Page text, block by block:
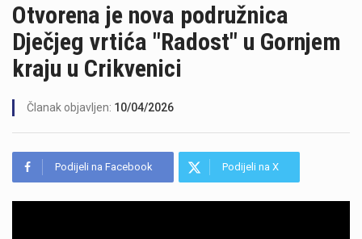
Otvorena je nova podružnica
Dječjeg vrtića "Radost" u Gornjem
kraju u Crikvenici
Članak objavljen: 10/04/2026
Podijeli na Facebook Podijeli na X